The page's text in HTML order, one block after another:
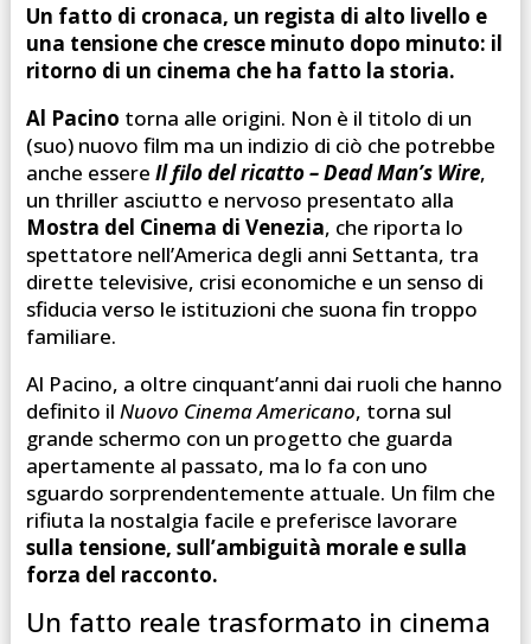
Un fatto di cronaca, un regista di alto livello e
una tensione che cresce minuto dopo minuto: il
ritorno di un cinema che ha fatto la storia.
Al Pacino torna alle origini. Non è il titolo di un
(suo) nuovo film ma un indizio di ciò che potrebbe
anche essere Il filo del ricatto – Dead Man’s Wire,
un thriller asciutto e nervoso presentato alla
Mostra del Cinema di Venezia, che riporta lo
spettatore nell’America degli anni Settanta, tra
dirette televisive, crisi economiche e un senso di
sfiducia verso le istituzioni che suona fin troppo
familiare.
Al Pacino, a oltre cinquant’anni dai ruoli che hanno
definito il Nuovo Cinema Americano, torna sul
grande schermo con un progetto che guarda
apertamente al passato, ma lo fa con uno
sguardo sorprendentemente attuale. Un film che
rifiuta la nostalgia facile e preferisce lavorare
sulla tensione, sull’ambiguità morale e sulla
forza del racconto.
Un fatto reale trasformato in cinema